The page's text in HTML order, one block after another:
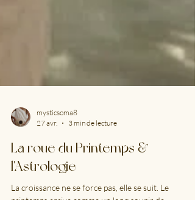
27 avr.
3 min de lecture
La roue du Printemps &
l'Astrologie